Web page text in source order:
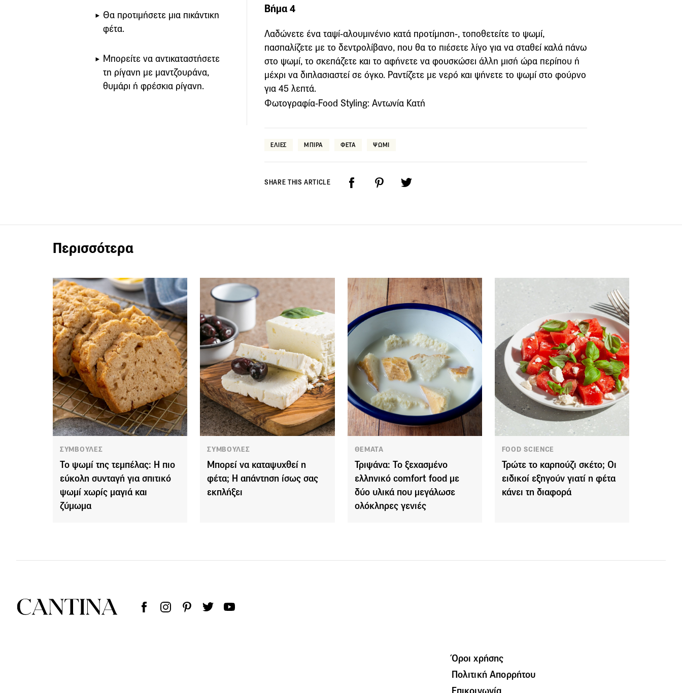
Θα προτιμήσετε μια πικάντικη
φέτα.
Μπορείτε να αντικαταστήσετε
τη ρίγανη με μαντζουράνα,
θυμάρι ή φρέσκια ρίγανη.
Βήμα 4
Λαδώνετε ένα ταψί-αλουμινένιο κατά προτίμηση-, τοποθετείτε το ψωμί,
πασπαλίζετε με το δεντρολίβανο, που θα το πιέσετε λίγο για να σταθεί καλά πάνω
στο ψωμί, το σκεπάζετε και το αφήνετε να φουσκώσει άλλη μισή ώρα περίπου ή
μέχρι να διπλασιαστεί σε όγκο. Ραντίζετε με νερό και ψήνετε το ψωμί στο φούρνο
για 45 λεπτά.
Φωτογραφία-Food Styling: Αντωνία Κατή
ΕΛΙΕΣ ΜΠΙΡΑ ΦΕΤΑ ΨΩΜΙ
SHARE THIS ARTICLE
Περισσότερα
ΣΥΜΒΟΥΛΕΣ
Το ψωμί της τεμπέλας: Η πιο
εύκολη συνταγή για σπιτικό
ψωμί χωρίς μαγιά και
ζύμωμα
ΣΥΜΒΟΥΛΕΣ
Μπορεί να καταψυχθεί η
φέτα; Η απάντηση ίσως σας
εκπλήξει
ΘΕΜΑΤΑ
Τριψάνα: Το ξεχασμένο
ελληνικό comfort food με
δύο υλικά που μεγάλωσε
ολόκληρες γενιές
FOOD SCIENCE
Τρώτε το καρπούζι σκέτο; Οι
ειδικοί εξηγούν γιατί η φέτα
κάνει τη διαφορά
Όροι χρήσης
Πολιτική Απορρήτου